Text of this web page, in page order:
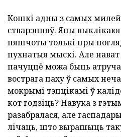
Кошкі адны з самых
стварэнняў. Яны
пяшчоты толькі пры
пухнатыя мыскі. Але
пачуццё можа быць
вострага паху ў самых
мокрымі тэпцікамі ў
кот годзіць? Навука з
разабралася, але
лічаць, што вырашыць